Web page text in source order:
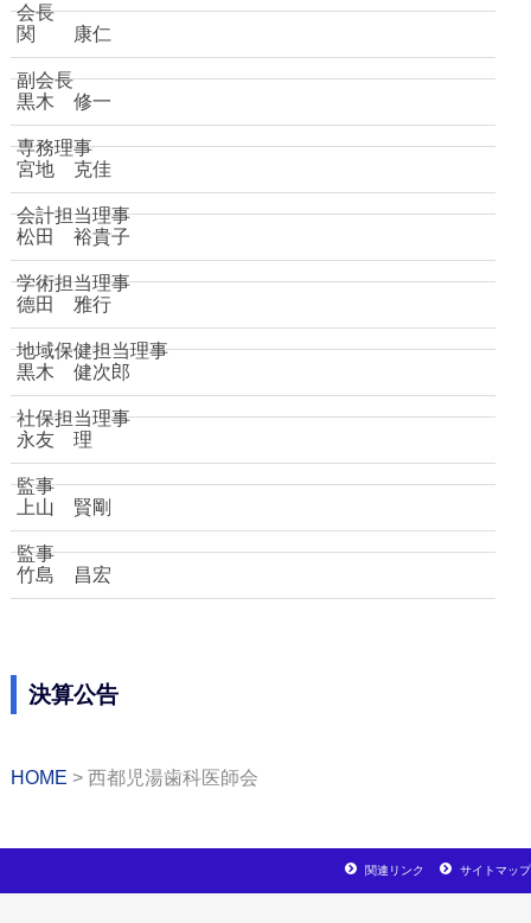
会長
関 康仁
副会長
黒木 修一
専務理事
宮地 克佳
会計担当理事
松田 裕貴子
学術担当理事
德田 雅行
地域保健担当理事
黒木 健次郎
社保担当理事
永友 理
監事
上山 賢剛
監事
竹島 昌宏
決算公告
HOME 西都児湯歯科医師会
サイトマップ
関連リンク